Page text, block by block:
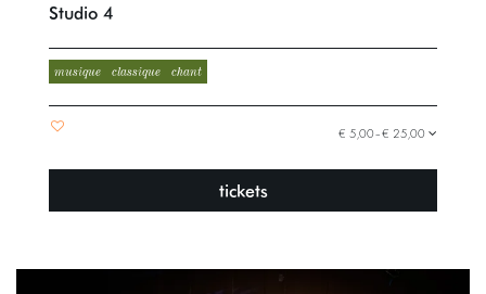
Studio 4
musique classique chant
€ 5,00–€ 25,00
tickets